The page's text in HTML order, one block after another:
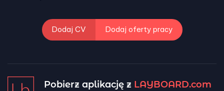
Dodaj CV Dodaj oferty pracy
Pobierz aplikację z LAYBOARD.com